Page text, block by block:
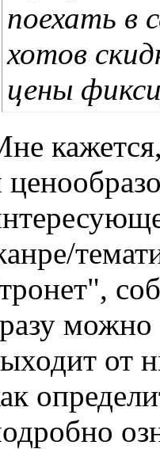
поехать в
хотов
цены
можно
от